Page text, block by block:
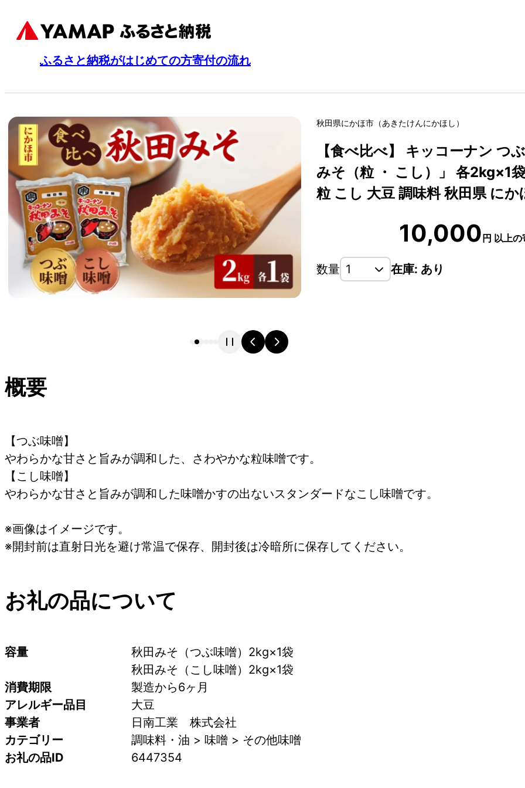
ふるさと納税がはじめての方寄付の流れ
秋田県にかほ市 （あきたけんにかほし ）
【食べ比べ】 キッコーナン つ
みそ（粒 ・ こし）」 各2kg×1
粒 こし 大豆 調味料 秋田県 に
10,000円 以上の
数量 在庫: あり
概要
【つぶ味噌】
やわらかな甘さと旨みが調和した、さわやかな粒味噌です。
【こし味噌】
やわらかな甘さと旨みが調和した味噌かすの出ないスタンダードなこし味噌です。
※画像はイメージです。
※開封前は直射日光を避け常温で保存、開封後は冷暗所に保存してください。
お礼の品について
容量
秋田みそ（つぶ味噌）2kg×1袋
秋田みそ（こし味噌）2kg×1袋
消費期限
製造から6ヶ月
アレルギー品目
大豆
事業者
日南工業　株式会社
カテゴリー
調味料・油 > 味噌 > その他味噌
お礼の品ID
6447354